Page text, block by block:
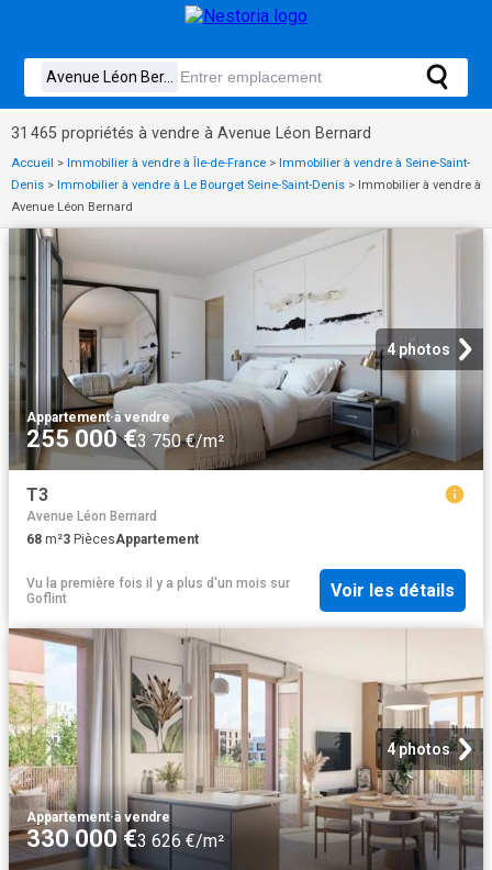
31 465 propriétés à vendre à Avenue Léon Bernard
Accueil > Immobilier à vendre à Île-de-France > Immobilier à vendre à Seine-Saint-
Denis > Immobilier à vendre à Le Bourget Seine-Saint-Denis > Immobilier à vendre à
Avenue Léon Bernard
4 photos
Appartement·à vendre
255 000 €3 750 €/m²
T3
Avenue Léon Bernard
68 m²3 PiècesAppartement
Vu la première fois il y a plus d'un mois sur
Goflint
Voir les détails
4 photos
Appartement·à vendre
330 000 €3 626 €/m²